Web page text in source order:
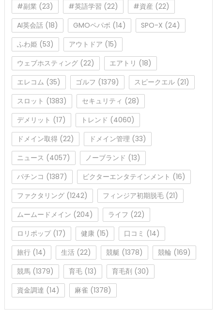
#副業 (23) #英語学習 (22) #資産 (22)
AI英会話(18) GMOペパボ (14) SPO-X (24)
ふわ姫 (53) アウトドア (15)
ウェブホスティング(22) エアトリ (18)
エレコム (35) ゴルフ (1379) スピークエル(21)
スロット (1383) セキュリティ (28)
デメリット (17) トレンド (4060)
ドメイン取得(22) ドメイン管理 (33)
ニュース (4057) ノーブランド (13)
パチンコ (1387) ビクターエンタテインメント (16)
ファクタリング(1242) フィンジア初期脱毛(21)
ムームードメイン (204) ライフ (22)
ロリポップ(17) 健康(15) 口コミ (14)
旅行(14) 生活(22) 競艇 (1378) 競輪 (169)
競馬(1379) 育毛(13) 育毛剤 (30)
資金調達 (14) 麻雀 (1378)